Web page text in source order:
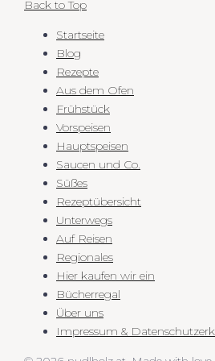
Back to Top
Startseite
Blog
Rezepte
Aus dem Ofen
Frühstück
Vorspeisen
Hauptspeisen
Saucen und Co.
Süßes
Rezeptübersicht
Unterwegs
Auf Reisen
Regionales
Hier kaufen wir ein
Bücherregal
Über uns
Impressum &